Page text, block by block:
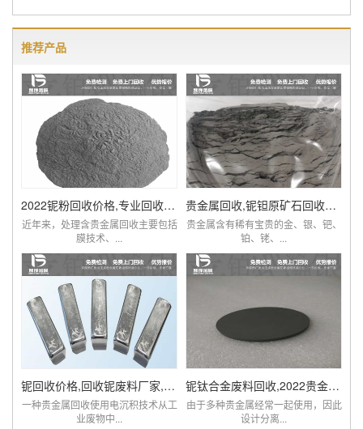
推荐产品
2022铌粉回收价格,专业回收含铌废料厂家查询
近年来，处理含贵金属回收主要包括
膜技术、...
贵金属回收,铌钽原矿石回收提炼厂家,价比同优
贵金属含有稀有宝贵的金、银、钯、
铂、铑、...
铌回收价格,回收铌废料厂家,铌现在多少钱一克
一种贵金属回收使用电沉积技术从工
业废物中...
铌钛合金废料回收,2022贵金属铌市场价格查询
由于多种贵金属经常一起使用，因此
设计分离...